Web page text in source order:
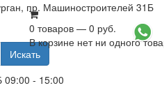
пр. Машиностроителей 31Б
+7 961 751-44-23
Искать
- 15:00
0 товаров — 0 руб.
В корзине нет ни одного